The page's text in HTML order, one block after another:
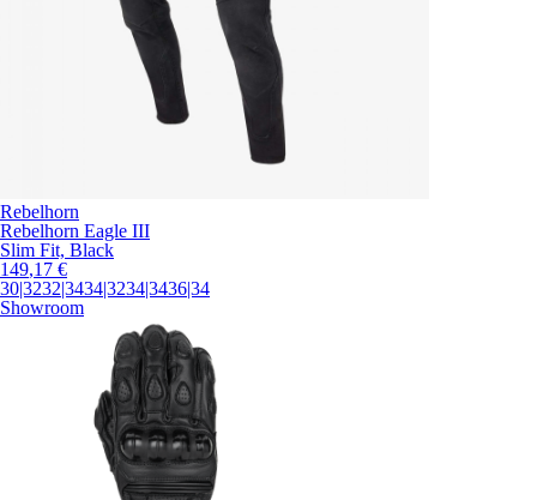
Rebelhorn
Rebelhorn Eagle III
Slim Fit, Black
149,17 €
30|3232|3434|3234|3436|34
Showroom